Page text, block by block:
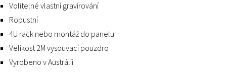
Volitelné vlastní gravírování
Robustní
4U rack nebo montáž do panelu
Velikost 2M vysouvací pouzdro
Vyrobeno v Austrálii